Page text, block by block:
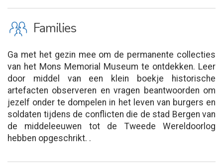
K Families
Ga met het gezin mee om de permanente collecties
van het Mons Memorial Museum te ontdekken. Leer
door middel van een klein boekje historische
artefacten observeren en vragen beantwoorden om
jezelf onder te dompelen in het leven van burgers en
soldaten tijdens de conflicten die de stad Bergen van
de middeleeuwen tot de Tweede Wereldoorlog
hebben opgeschrikt. .